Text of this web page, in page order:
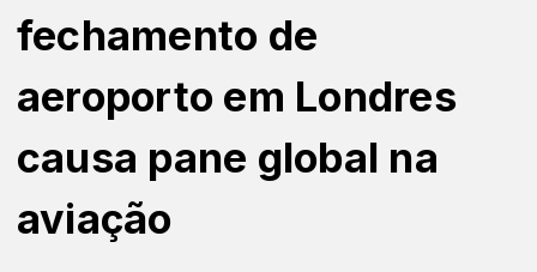
fechamento de
aeroporto em Londres
causa pane global na
aviação